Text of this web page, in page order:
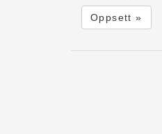
Oppsett »